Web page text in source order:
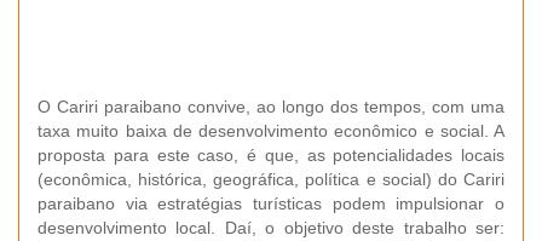
O Cariri paraibano convive, ao longo dos tempos, com uma
taxa muito baixa de desenvolvimento econômico e social. A
proposta para este caso, é que, as potencialidades locais
(econômica, histórica, geográfica, política e social) do Cariri
paraibano via estratégias turísticas podem impulsionar o
desenvolvimento local. Daí, o objetivo deste trabalho ser: